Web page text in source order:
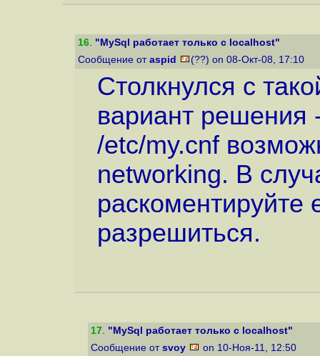
16. "MySql работает только с localhost"
Сообщение от aspid (??) on 08-Окт-08, 17:10
Столкнулся с
вариант решения
/etc/my.cnf
networking. В
разрешиться.
17. "MySql работает только с localhost"
Сообщение от svoy on 10-Ноя-11, 12:50